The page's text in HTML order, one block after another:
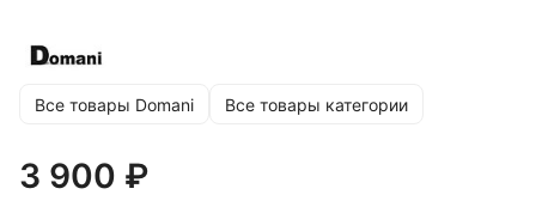
Все товары Domani Все товары категории
3 900 ₽